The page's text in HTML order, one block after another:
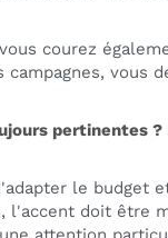
courez
vous
pertinentes
le budget
l'accent doit être